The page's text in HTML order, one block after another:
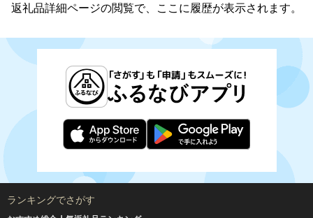
返礼品詳細ページの閲覧で、ここに履歴が表示されます。
ランキングでさがす